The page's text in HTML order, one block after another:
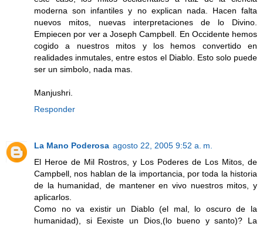
moderna son infantiles y no explican nada. Hacen falta
nuevos mitos, nuevas interpretaciones de lo Divino.
Empiecen por ver a Joseph Campbell. En Occidente hemos
cogido a nuestros mitos y los hemos convertido en
realidades inmutales, entre estos el Diablo. Esto solo puede
ser un simbolo, nada mas.
Manjushri.
Responder
La Mano Poderosa agosto 22, 2005 9:52 a. m.
El Heroe de Mil Rostros, y Los Poderes de Los Mitos, de
Campbell, nos hablan de la importancia, por toda la historia
de la humanidad, de mantener en vivo nuestros mitos, y
aplicarlos.
Como no va existir un Diablo (el mal, lo oscuro de la
humanidad), si Eexiste un Dios,(lo bueno y santo)? La